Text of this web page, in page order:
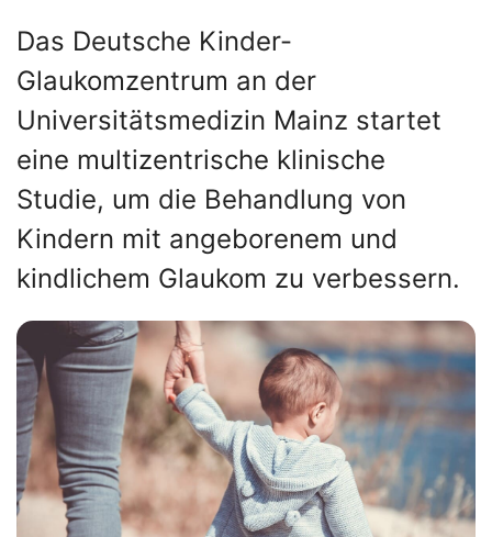
Das Deutsche Kinder-
Glaukomzentrum an der
Universitätsmedizin Mainz startet
eine multizentrische klinische
Studie, um die Behandlung von
Kindern mit angeborenem und
kindlichem Glaukom zu verbessern.